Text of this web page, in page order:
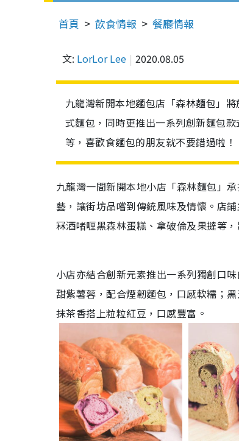
首頁 飲食情報 餐廳情報
文: LorLor Lee 2020.08.05
九龍灣新開本地麵包店「森林麵包」
式麵包，同時更推出一系列創新麵包
等，喜歡食麵包的朋友就不要錯過啦！
九龍灣一間新開本地小店「森林麵包」
藝，讓街坊品嚐到傳統風味及情懷。店
冧酒啫喱黑森林蛋糕、拿破倫及果撻等
小店亦結合創新元素推出一系列獨創口
甜紫薯蓉，配合煙韌麵包，口感軟糯；
抹茶香搭上粒粒紅豆，口感豐富。